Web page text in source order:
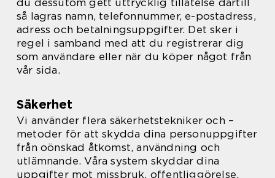
du dessutom gett uttrycklig tillåtelse därtill
så lagras namn, telefonnummer, e-postadress,
adress och betalningsuppgifter. Det sker i
regel i samband med att du registrerar dig
som användare eller när du köper något från
vår sida.
Säkerhet
Vi använder flera säkerhetstekniker och –
metoder för att skydda dina personuppgifter
från oönskad åtkomst, användning och
utlämnande. Våra system skyddar dina
uppgifter mot missbruk, offentliggörelse,